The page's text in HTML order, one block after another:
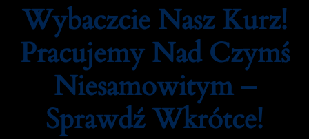
Wybaczcie Nasz Kurz!
Pracujemy Nad Czymś
Niesamowitym –
Sprawdź Wkrótce!